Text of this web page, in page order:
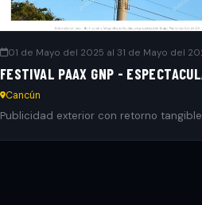
01 de Mayo del 2025 al 31 de Mayo del
FESTIVAL PAAX GNP -
Cancún
Publicidad exterior con retorno